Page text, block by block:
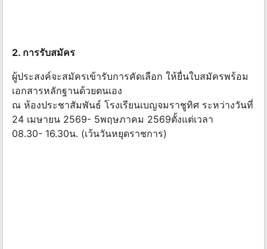
2. การรับสมัคร
ผู้ประสงค์จะสมัครเข้ารับการคัดเลือก ให้ยื่นใบสมัครพร้อม
เอกสารหลักฐานด้วยตนเอง
ณ ห้องประชาสัมพันธ์ โรงเรียนเบญจมราชูทิศ ระหว่างวันที่
24 เมษายน 2569- 5พฤษภาคม 2569ตั้งแต่เวลา
08.30- 16.30น. (เว้นวันหยุดราชการ)